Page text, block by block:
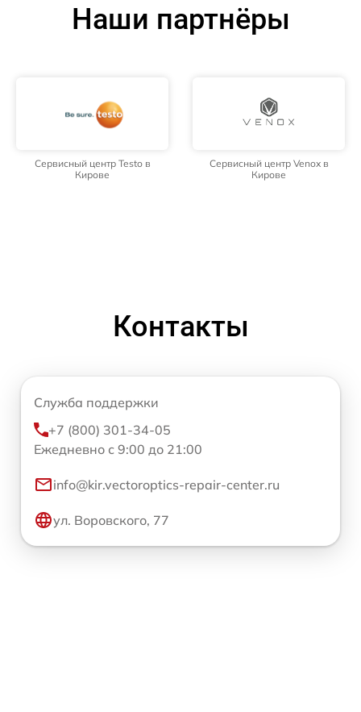
Наши партнёры
Сервисный центр Testo в
Кирове
Сервисный центр Venox в
Кирове
Контакты
Служба поддержки
+7 (800) 301-34-05
Ежедневно с 9:00 до 21:00
info@kir.vectoroptics-repair-center.ru
ул. Воровского, 77